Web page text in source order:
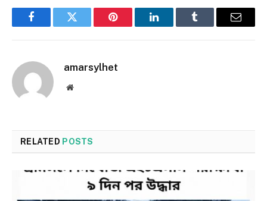
FacebookTwitter Pinterest LinkedInTumblr Email
amarsylhet
Website
RELATED POSTS